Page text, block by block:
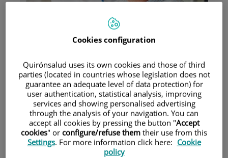
Pacientes y visitantes
Cartera de servicios
Cookies configuration
Quirónsalud uses its own cookies and those of third
parties (located in countries whose legislation does not
guarantee an adequate level of data protection) for
user authentication, statistical analysis, improving
services and showing personalised advertising
through the analysis of your navigation. You can
accept all cookies by pressing the button "Accept
cookies" or configure/refuse them their use from this
Settings. For more information click here: Cookie
policy